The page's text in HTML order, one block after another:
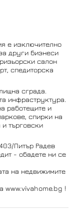
е изключително
други бизнеси
салон
спедиторска
сграда.
инфраструктура.
работещите и
спирки на
търговски
Питър Радев
- обадете ни се
на недвижимите
www.vivahome.bg !